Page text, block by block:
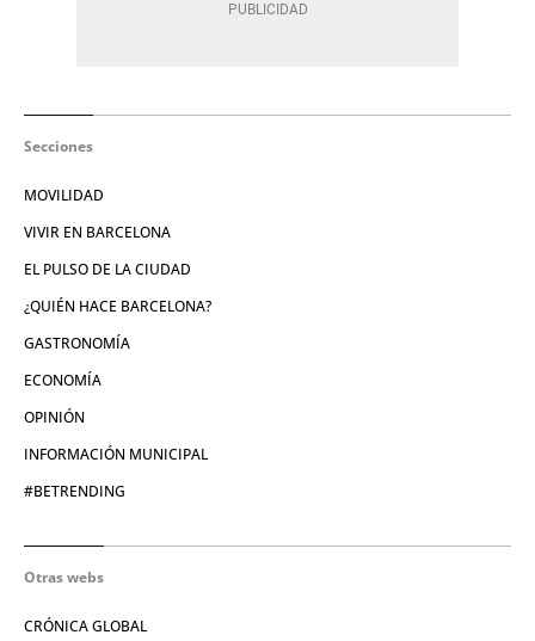
Secciones
MOVILIDAD
VIVIR EN BARCELONA
EL PULSO DE LA CIUDAD
¿QUIÉN HACE BARCELONA?
GASTRONOMÍA
ECONOMÍA
OPINIÓN
INFORMACIÓN MUNICIPAL
#BETRENDING
Otras webs
CRÓNICA GLOBAL